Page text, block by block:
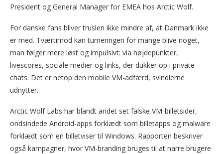
President og General Manager for EMEA hos Arctic Wolf.
For danske fans bliver truslen ikke mindre af, at Danmark ikke
er med. Tværtimod kan turneringen for mange blive noget,
man følger mere løst og impulsivt: via højdepunkter,
livescores, sociale medier og links, der dukker op i private
chats. Det er netop den mobile VM-adfærd, svindlerne
udnytter.
Arctic Wolf Labs har blandt andet set falske VM-billetsider,
ondsindede Android-apps forklædt som billetapps og malware
forklædt som en billetviser til Windows. Rapporten beskriver
også kampagner, hvor VM-branding bruges til at narre brugere